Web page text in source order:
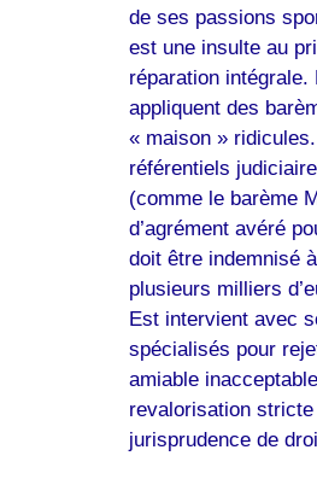
de ses passions
est une insulte au
réparation intégrale.
appliquent des
« maison »
référentiels
(comme le barème
d’agrément avéré
doit être indemnisé
plusieurs milliers
Est intervient avec
spécialisés pour
amiable
revalorisation
jurisprudence de